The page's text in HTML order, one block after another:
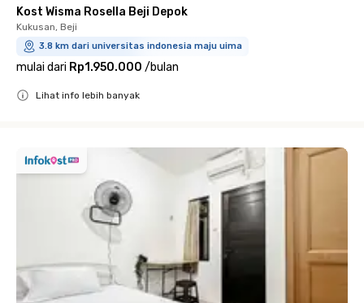
Kost Wisma Rosella Beji Depok
Kukusan, Beji
3.8 km dari universitas indonesia maju uima
mulai dari Rp1.950.000 /bulan
Lihat info lebih banyak